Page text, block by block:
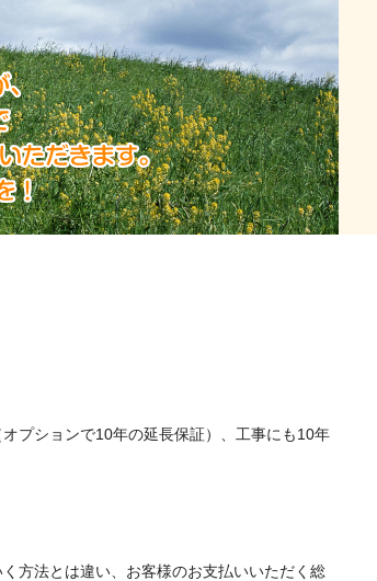
プションで10年の延長保証）、工事にも10年
方法とは違い、お客様のお支払いいただく総